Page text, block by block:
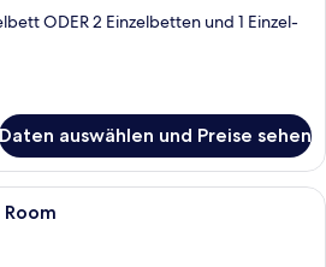
ODER 2 Einzelbetten und 1 Einzel-
Daten auswählen und Preise sehen
Ein Hotelzimmer mit einem großen